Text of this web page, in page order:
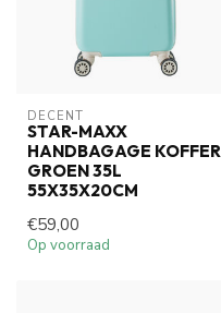
DECENT
STAR-MAXX
HANDBAGAGE KOFFER
GROEN 35L
55X35X20CM
€59,00
Op voorraad